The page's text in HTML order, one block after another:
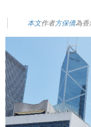
本文作者方保僑為香